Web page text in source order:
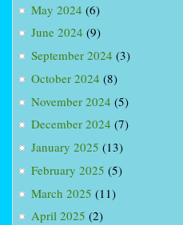
May 2024 (6)
June 2024 (9)
September 2024 (3)
October 2024 (8)
November 2024 (5)
December 2024 (7)
January 2025 (13)
February 2025 (5)
March 2025 (11)
April 2025 (2)